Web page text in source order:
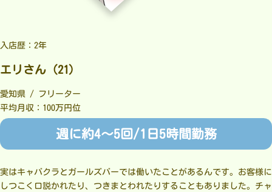
入店歴：2年
エリさん（21）
愛知県 / フリーター
平均月収：100万円位
週に約4～5回/1日5時間勤務
実はキャバクラとガールズバーでは働いたことがあるんです。お客様に
しつこく口説かれたり、つきまとわれたりすることもありました。チャ